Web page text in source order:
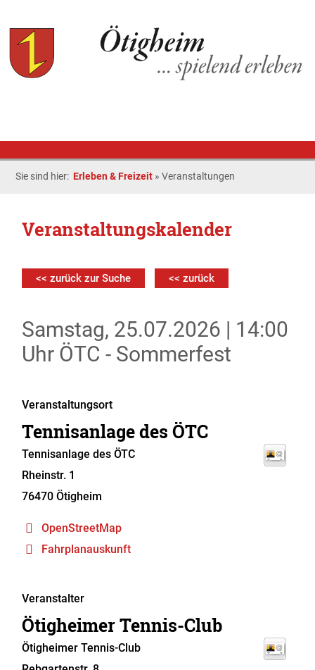
Sie sind hier: Erleben & Freizeit »Veranstaltungen
Veranstaltungskalender
<< zurück zur Suche << zurück
Samstag, 25.07.2026 | 14:00
Uhr ÖTC - Sommerfest
Veranstaltungsort
Tennisanlage des ÖTC
Tennisanlage des ÖTC
Rheinstr. 1
76470 Ötigheim
OpenStreetMap
Fahrplanauskunft
Veranstalter
Ötigheimer Tennis-Club
Ötigheimer Tennis-Club